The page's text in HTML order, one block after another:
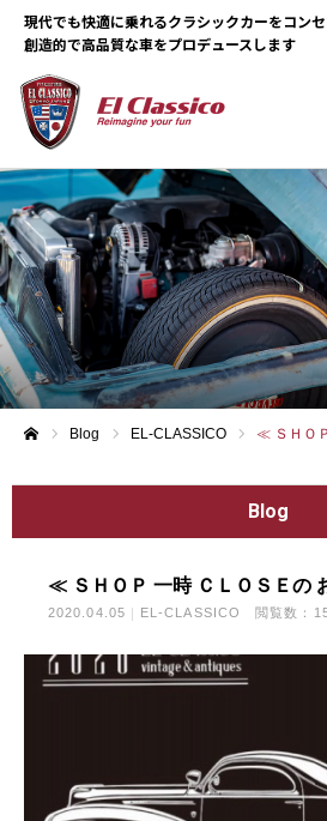
現代でも快適に乗れるクラシックカーをコン
Blog EL-CLASSICO ≪ ＳＨＯＰ
Blog
≪ ＳＨＯＰ 一時 ＣＬＯＳＥの
2020.04.05 EL-CLASSICO 閲覧数：